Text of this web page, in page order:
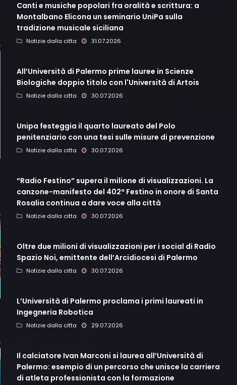
Canti e musiche popolari fra oralità e scrittura: a
Montalbano Elicona un seminario UniPa sulla
tradizione musicale siciliana
Notizie dalla citta 31.07.2026
All’Università di Palermo prime lauree in Scienze
Biologiche doppio titolo con l'Università di Artois
Notizie dalla citta 30.07.2026
Unipa festeggia il quarto laureato del Polo
penitenziario con una tesi sulle misure di prevenzione
Notizie dalla citta 30.07.2026
“Radio Festino” supera il milione di visualizzazioni. La
canzone-manifesto del 402º Festino in onore di Santa
Rosalia continua a dare voce alla città
Notizie dalla citta 30.07.2026
Oltre due milioni di visualizzazioni per i social di Radio
Spazio Noi, emittente dell’Arcidiocesi di Palermo
Notizie dalla citta 30.07.2026
L’Università di Palermo proclama i primi laureati in
Ingegneria Robotica
Notizie dalla citta 29.07.2026
Il calciatore Ivan Marconi si laurea all’Università di
Palermo: esempio di un percorso che unisce la carriera
di atleta professionista con la formazione